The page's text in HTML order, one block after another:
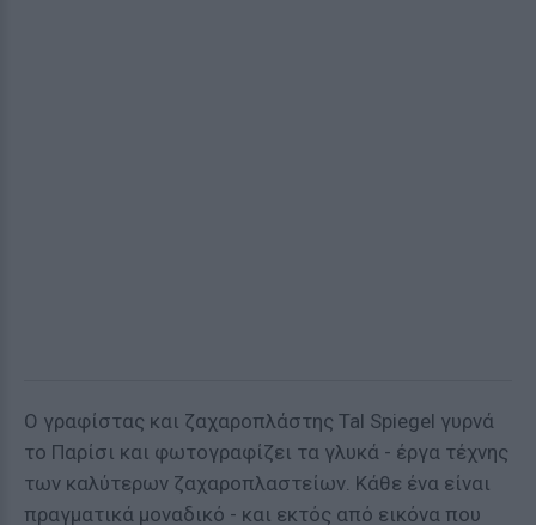
Ο γραφίστας και ζαχαροπλάστης Tal Spiegel γυρνά
το Παρίσι και φωτογραφίζει τα γλυκά - έργα τέχνης
των καλύτερων ζαχαροπλαστείων. Κάθε ένα είναι
πραγματικά μοναδικό - και εκτός από εικόνα που